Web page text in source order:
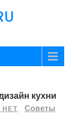
кухни
Советы